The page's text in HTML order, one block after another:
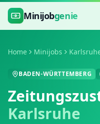
Zum Hauptinhalt springen
Minijobgenie
Home Minijobs
BADEN-WÜRTTEMBERG
Karlsruhe